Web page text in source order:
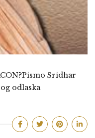
Sridhar
odlaska